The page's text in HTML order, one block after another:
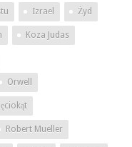
Izrael Żyd
Koza Judas
Orwell
Robert Mueller